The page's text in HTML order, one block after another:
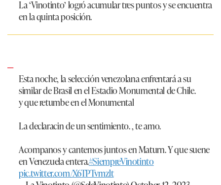
La ‘Vinotinto’ logró acumular tres puntos y se encuentra
en la quinta posición.
Esta noche, la selección venezolana enfrentará a su
similar de Brasil en el Estadio Monumental de Chile.
y que retumbe en el Monumental
La declaracin de un sentimiento. , te amo.
Acompanos y cantemos juntos en Maturn. Y que suene
en Venezuela entera.#SiempreVinotinto
pic.twitter.com/X6TPTvmzlt